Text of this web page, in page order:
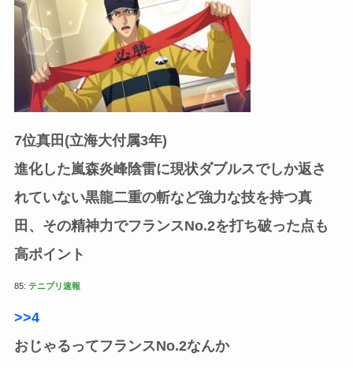
7位真田(立海大付属3年)
進化した嵐森炎峰陰雷に現状ダブルスでしか返さ
れていない黒龍二重の斬など強力な技を持つ真
田、その精神力でフランスNo.2を打ち破った点も
高ポイント
85: テニプリ速報
>>4
おじゃるってフランスNo.2なんか